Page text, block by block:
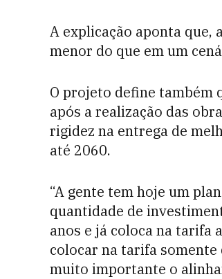
A explicação aponta que,
menor do que em um
O projeto define também
após a realização das
rigidez na entrega de
até 2060.
“A gente tem hoje um
quantidade de
anos e já coloca na tarifa
colocar na tarifa
muito importante o